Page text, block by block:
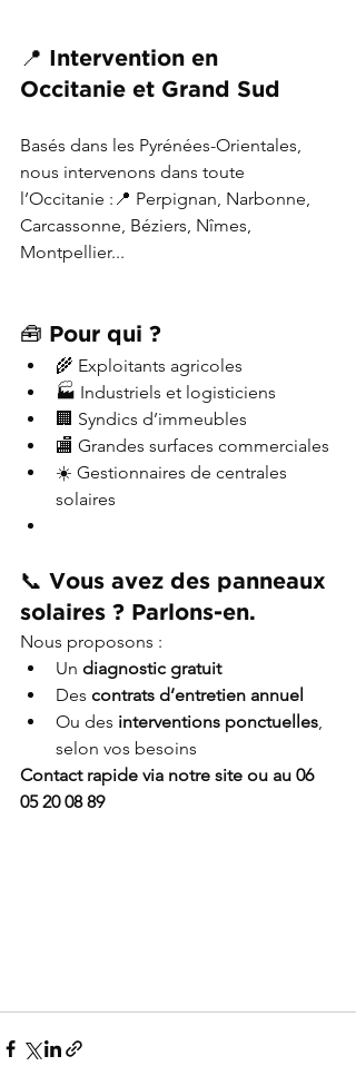
📍 Intervention en
Occitanie et Grand Sud
Basés dans les Pyrénées-Orientales,
nous intervenons dans toute
l’Occitanie :📍 Perpignan, Narbonne,
Carcassonne, Béziers, Nîmes,
Montpellier...
🧰 Pour qui ?
🌾 Exploitants agricoles
🏭 Industriels et logisticiens
🏢 Syndics d’immeubles
🏬 Grandes surfaces commerciales
☀️ Gestionnaires de centrales
solaires
📞 Vous avez des panneaux
solaires ? Parlons-en.
Nous proposons :
Un diagnostic gratuit
Des contrats d’entretien annuel
Ou des interventions ponctuelles,
selon vos besoins
Contact rapide via notre site ou au 06
05 20 08 89